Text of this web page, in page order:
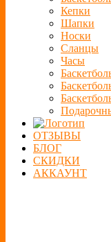
Кепки
Шапки
Носки
Сланцы
Часы
ОТЗЫВЫ
БЛОГ
СКИДКИ
АККАУНТ